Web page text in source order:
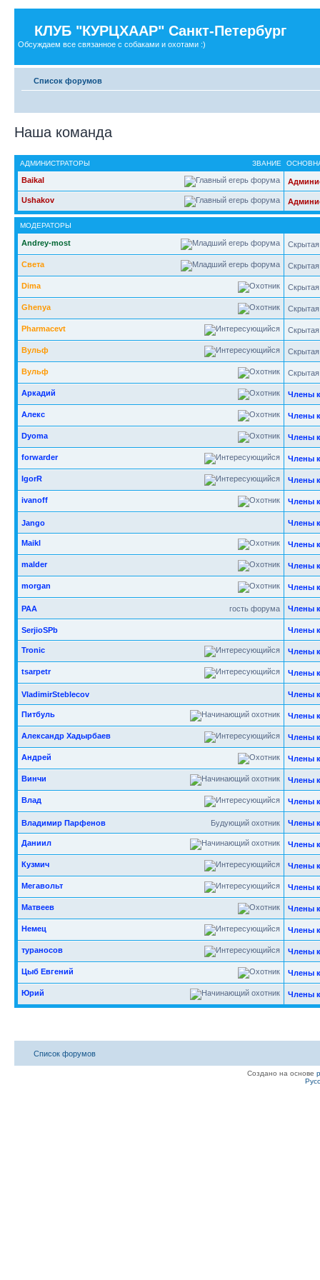
КЛУБ "КУРЦХААР" Санкт-Петербург
Обсуждаем все связанное с собаками и охотами :)
Список форумов
Наша команда
ЗВАНИЕ
АДМИНИСТРАТОРЫ
Baikal
Ushakov
МОДЕРАТОРЫ
Andrey-most Скрытая
Света Скрытая
Dima Скрытая
Ghenya Скрытая
Pharmacevt Скрытая
Вульф Скрытая
Вульф Скрытая
Аркадий Члены
Алекс Члены
Dyoma Члены
forwarder Члены
IgorR Члены
ivanoff Члены
Jango Члены
Maikl Члены
malder Члены
morgan Члены
гость форума
РАА Члены
SerjioSPb Члены
Tronic Члены
tsarpetr Члены
VladimirSteblecov Члены
Питбуль Члены
Александр Хадырбаев Члены
Андрей Члены
Винчи Члены
Влад Члены
Будующий охотник
Владимир Парфенов Члены
Даниил Члены
Кузмич Члены
Мегавольт Члены
Матвеев Члены
Немец Члены
тураносов Члены
Цыб Евгений Члены
Юрий Члены
Список форумов
Создано на основе